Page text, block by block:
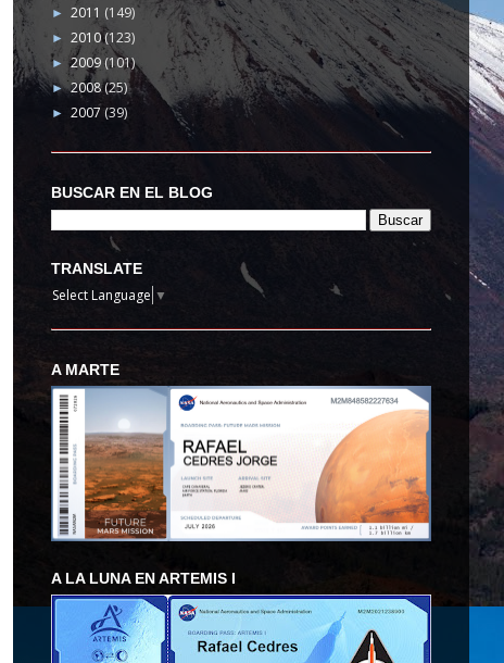
► 2011 (149)
► 2010(123)
►2009(101)
►2008(25)
► 2007(39)
BUSCAR EN EL BLOG
TRANSLATE
Select Language ▼
A MARTE
A LA LUNA EN ARTEMIS I